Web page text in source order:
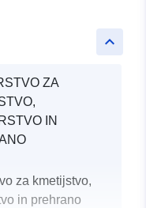
keyboard_arrow_up
ZA
IN
za kmetijstvo,
in prehrano